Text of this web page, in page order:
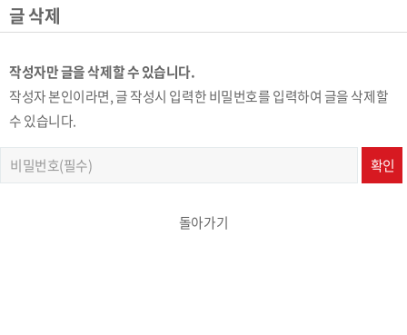
글 삭제
작성자만 글을 삭제할 수 있습니다.
작성자 본인이라면, 글 작성시 입력한 비밀번호를 입력하여 글을 삭제할
수 있습니다.
돌아가기